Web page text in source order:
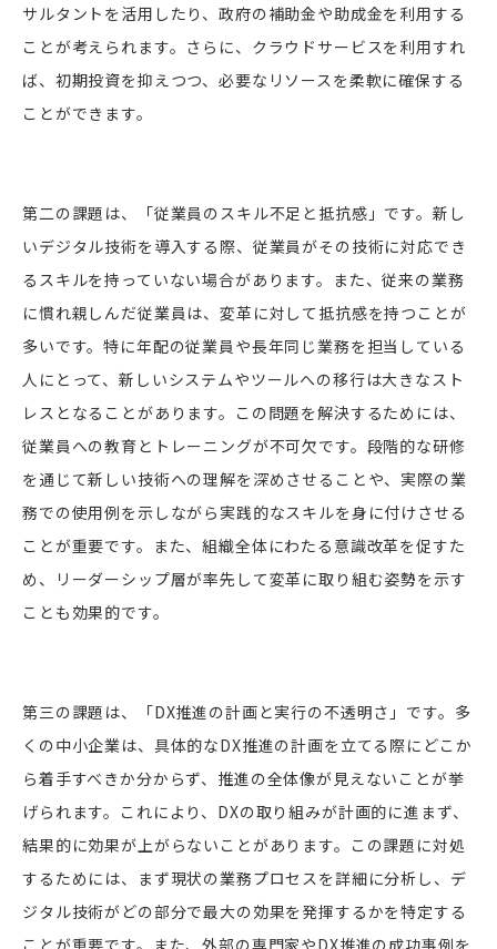
サルタントを活用したり、政府の補助金や助成金を利用する
ことが考えられます。さらに、クラウドサービスを利用すれ
ば、初期投資を抑えつつ、必要なリソースを柔軟に確保する
ことができます。
第二の課題は、「従業員のスキル不足と抵抗感」です。新し
いデジタル技術を導入する際、従業員がその技術に対応でき
るスキルを持っていない場合があります。また、従来の業務
に慣れ親しんだ従業員は、変革に対して抵抗感を持つことが
多いです。特に年配の従業員や長年同じ業務を担当している
人にとって、新しいシステムやツールへの移行は大きなスト
レスとなることがあります。この問題を解決するためには、
従業員への教育とトレーニングが不可欠です。段階的な研修
を通じて新しい技術への理解を深めさせることや、実際の業
務での使用例を示しながら実践的なスキルを身に付けさせる
ことが重要です。また、組織全体にわたる意識改革を促すた
め、リーダーシップ層が率先して変革に取り組む姿勢を示す
ことも効果的です。
第三の課題は、「DX推進の計画と実行の不透明さ」です。多
くの中小企業は、具体的なDX推進の計画を立てる際にどこか
ら着手すべきか分からず、推進の全体像が見えないことが挙
げられます。これにより、DXの取り組みが計画的に進まず、
結果的に効果が上がらないことがあります。この課題に対処
するためには、まず現状の業務プロセスを詳細に分析し、デ
ジタル技術がどの部分で最大の効果を発揮するかを特定する
ことが重要です。また、外部の専門家やDX推進の成功事例を